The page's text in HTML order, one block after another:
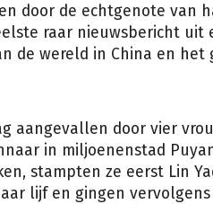
door de echtgenote van
raar nieuwsbericht uit
de wereld in China en het
aangevallen door vier
in miljoenenstad
stampten ze eerst Lin
lijf en gingen